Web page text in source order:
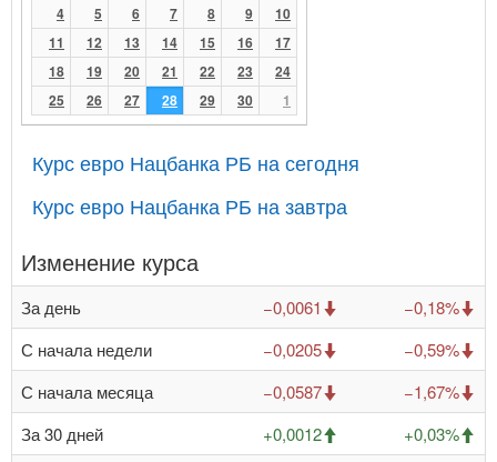
4
5 6 7 8 9
10
11
12 13 14 15 16
17
18
19 20 21 22 23
24
25
26 27 28 29 30 1
Курс евро Нацбанка РБ на сегодня
Курс евро Нацбанка РБ на завтра
Изменение курса
За день −0,0061
−0,18%
С начала недели
−0,0205
−0,59%
С начала месяца
−0,0587
−1,67%
За 30 дней
+0,0012
+0,03%